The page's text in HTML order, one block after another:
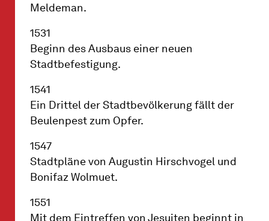
Meldeman.
1531
Beginn des Ausbaus einer neuen
Stadtbefestigung.
1541
Ein Drittel der Stadtbevölkerung fällt der
Beulenpest zum Opfer.
1547
Stadtpläne von Augustin Hirschvogel und
Bonifaz Wolmuet.
1551
Mit dem Eintreffen von Jesuiten beginnt in